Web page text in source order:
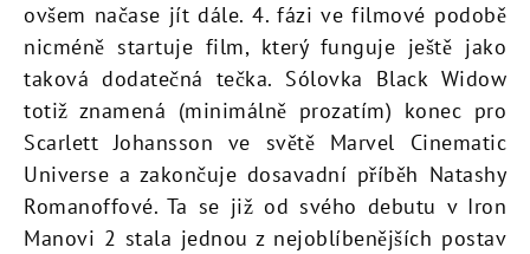
ovšem načase jít dále. 4. fázi ve filmové podobě
nicméně startuje film, který funguje ještě jako
taková dodatečná tečka. Sólovka Black Widow
totiž znamená (minimálně prozatím) konec pro
Scarlett Johansson ve světě Marvel Cinematic
Universe a zakončuje dosavadní příběh Natashy
Romanoffové. Ta se již od svého debutu v Iron
Manovi 2 stala jednou z nejoblíbenějších postav